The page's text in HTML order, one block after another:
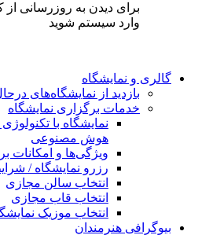
برای دیدن به روزرسانی از
وارد سیستم شوید
گالری و نمایشگاه
بازدید از نمایشگاه‌های
خدمات برگزاری نمایشگاه
نمایشگاه با
هوش مصنوعی
ویژگی‌ها و امکانات
رزرو نمایشگاه /
انتخاب سالن مجازی
انتخاب قاب مجازی
انتخاب موزیک
بیوگرافی هنرمندان